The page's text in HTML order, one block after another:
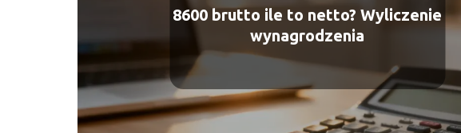
8600 brutto ile to netto? Wyliczenie
wynagrodzenia